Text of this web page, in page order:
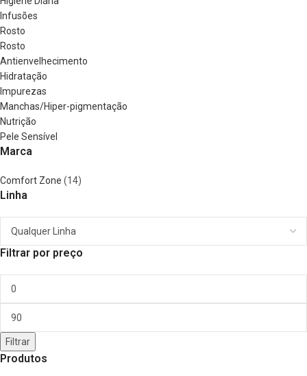
Infusões
Rosto
Rosto
Antienvelhecimento
Hidratação
Impurezas
Manchas/Hiper-pigmentação
Nutrição
Pele Sensível
Marca
Comfort Zone (14)
Linha
Filtrar por preço
Filtrar
Produtos